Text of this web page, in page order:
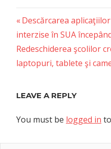
Post
navigation
Previous
Post:
Descărcarea
interzise în SUA
Next
Post:
Redeschiderea şcolilor
laptopuri, tablete şi
LEAVE A REPLY
You must be logged in